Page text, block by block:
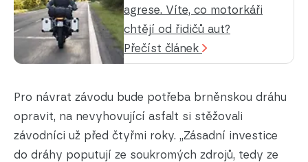
agrese. Víte, co motorkáři
chtějí od řidičů aut?
Přečíst článek
Pro návrat závodu bude potřeba brněnskou dráhu
opravit, na nevyhovující asfalt si stěžovali
závodníci už před čtyřmi roky. „Zásadní investice
do dráhy poputují ze soukromých zdrojů, tedy ze